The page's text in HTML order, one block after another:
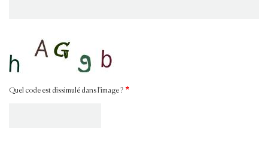
Quel code est dissimulé dans l'image ?